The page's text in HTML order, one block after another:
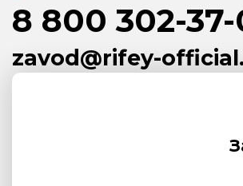
8 800 302-37-
zavod@rifey-